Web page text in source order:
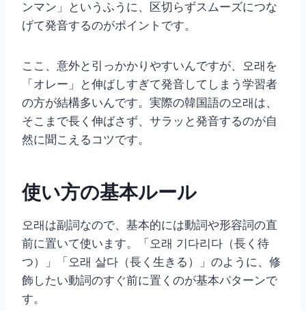
ンマン」というふうに、区切らずスムーズにつな
げて発音するのがポイントです。
ここ、意外と引っかかりやすいんですが、오래を
「オレー」と伸ばしすぎて発音してしまう学習者
の方が結構多いんです。実際の韓国語の오래は、
そこまで長く伸ばさず、サラッと発音するのが自
然に聞こえるコツです。
使い方の基本ルール
오래は副詞なので、基本的には動詞や形容詞の直
前に置いて使います。「오래 기다리다（長く待
つ）」「오래 살다（長く生きる）」のように、修
飾したい動詞のすぐ前に置くのが基本パターンで
す。